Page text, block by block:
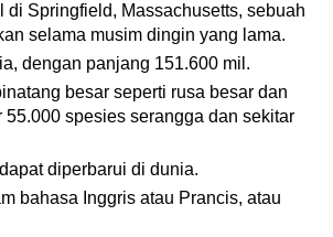
Springfield, Massachusetts, sebuah
selama musim dingin yang lama.
dengan panjang 151.600 mil.
besar seperti rusa besar dan
spesies serangga dan sekitar
diperbarui di dunia.
bahasa Inggris atau Prancis, atau